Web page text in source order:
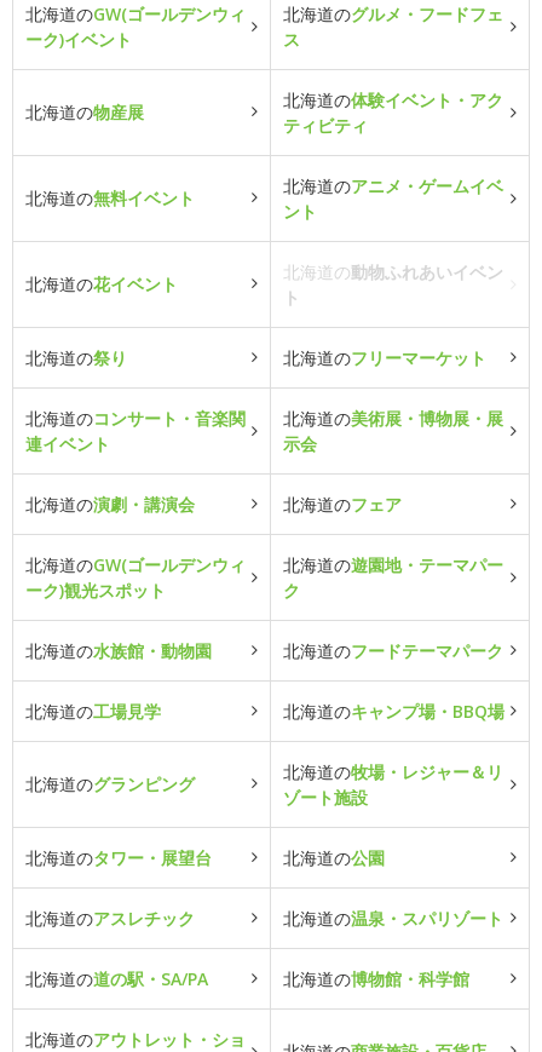
北海道のGW(ゴールデンウィ
ーク)イベント
北海道のグルメ・フードフェ
ス
北海道の物産展
北海道の体験イベント・アク
ティビティ
北海道の無料イベント
北海道のアニメ・ゲームイベ
ント
北海道の花イベント
北海道の動物ふれあいイベン
ト
北海道の祭り 北海道のフリーマーケット
北海道のコンサート・音楽関
連イベント
北海道の美術展・博物展・展
示会
北海道の演劇・講演会 北海道のフェア
北海道のGW(ゴールデンウィ
ーク)観光スポット
北海道の遊園地・テーマパー
ク
北海道の水族館・動物園 北海道のフードテーマパーク
北海道の工場見学 北海道のキャンプ場・BBQ場
北海道のグランピング
北海道の牧場・レジャー＆リ
ゾート施設
北海道のタワー・展望台 北海道の公園
北海道のアスレチック 北海道の温泉・スパリゾート
北海道の道の駅・SA/PA 北海道の博物館・科学館
北海道のアウトレット・ショ